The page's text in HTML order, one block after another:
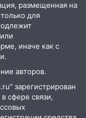
ночью
Ульяновска
воду
участников
ЦГКБ
8 лет
размещенная на
для
иначе как с
авторов.
зарегистрирован
сфере связи,